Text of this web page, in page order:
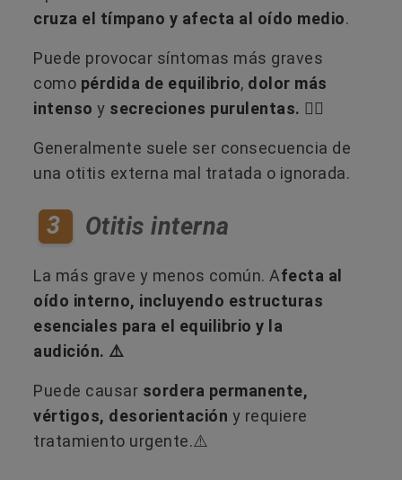
cruza el tímpano y afecta al oído medio.
Puede provocar síntomas más graves
como pérdida de equilibrio, dolor más
intenso y secreciones purulentas. 😵‍💫
Generalmente suele ser consecuencia de
una otitis externa mal tratada o ignorada.
3 Otitis interna
La más grave y menos común. Afecta al
oído interno, incluyendo estructuras
esenciales para el equilibrio y la
audición. ⚠️
Puede causar sordera permanente,
vértigos, desorientación y requiere
tratamiento urgente.⚠️